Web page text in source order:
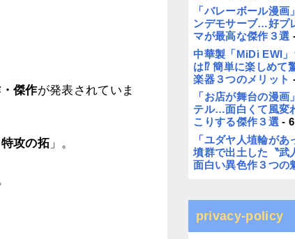
傑作が発表されていま
攻の拓 」。
「バレーボール漫
ンデモサーブ…好プ
マが最高な傑作３選
中華製「MiDi EWI
は⁉︎ 簡単に楽しめて
楽器３つのメリット
「お店が舞台の漫
テル…面白くて風変
こりする傑作３選 -
「ユダヤ人埴輪が
墳群で出土した〝武
面白い異色作３つの
privacy-policy